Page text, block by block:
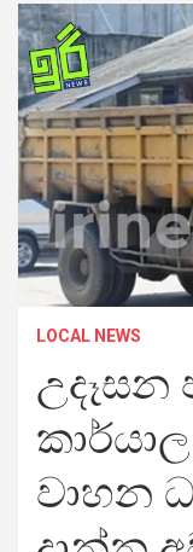
LOCAL NEWS
උදෑසන
වාහන